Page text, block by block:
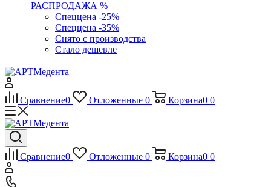
РАСПРОДАЖА %
Спеццена -25%
Спеццена -35%
Снято с производства
Стало дешевле
Сравнение0 Отложенные 0 Корзина0 0
Сравнение0 Отложенные 0 Корзина0 0